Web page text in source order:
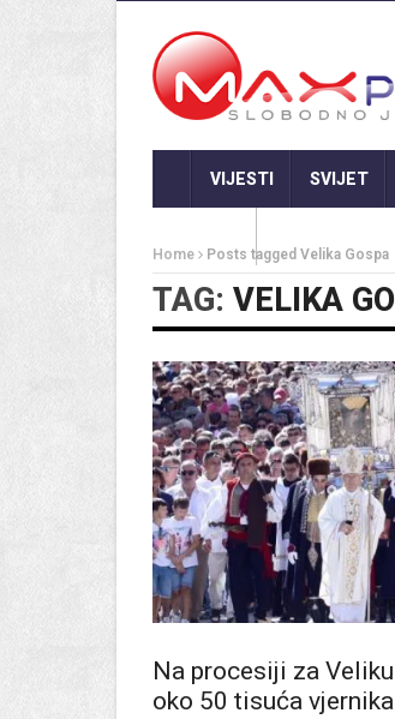
VIJESTI SVIJET
Home Posts tagged Velika Gospa
TAG: VELIKA
Na procesiji za
oko 50 tisuća vjernika